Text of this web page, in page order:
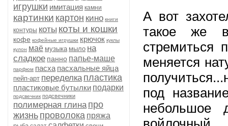
игрушки имитация камни
картинки картон кино книги
контуры коты коты и кошки
кофе кофейные игрушки крючок куклы
кулон маё музыка мыло на
сладкое панно папье-маше
парфюм пасха пасхальные яйца
пейп-арт переделка пластика
пластиковые бутылки подарки
подсвечник подсвечники
полимерная глина про
жизнь проволока пряжа
А вот
такое же
стремиться
меняется
под
небольшое